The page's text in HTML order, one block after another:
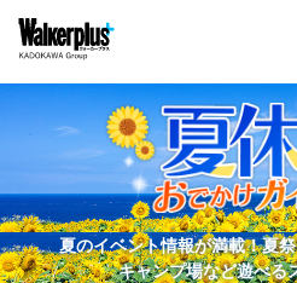
夏のイベント情報が満載！夏
キャンプ場など遊べる